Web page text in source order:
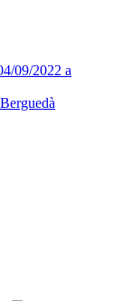
09/2022 a